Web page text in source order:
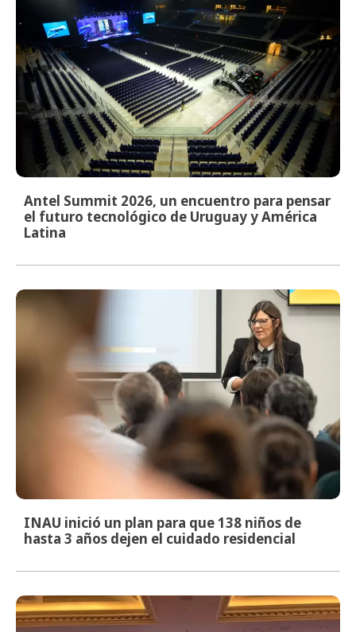
Antel Summit 2026, un encuentro para pensar
el futuro tecnológico de Uruguay y América
Latina
INAU inició un plan para que 138 niños de
hasta 3 años dejen el cuidado residencial